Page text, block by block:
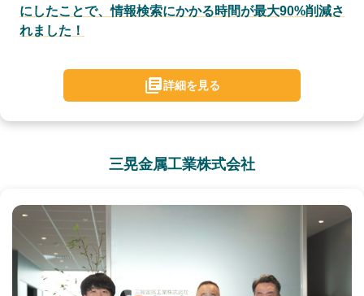
にしたことで、情報検索にかかる時間が最大90%削減さ
れました！
詳細を見る
三晃金属工業株式会社